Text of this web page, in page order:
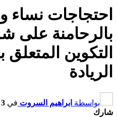
احتجاجات نساء
بالرحامنة
التكوين
الريادة
بواسطة ابراهيم السروت في 3 يوليو, 2026
شارك